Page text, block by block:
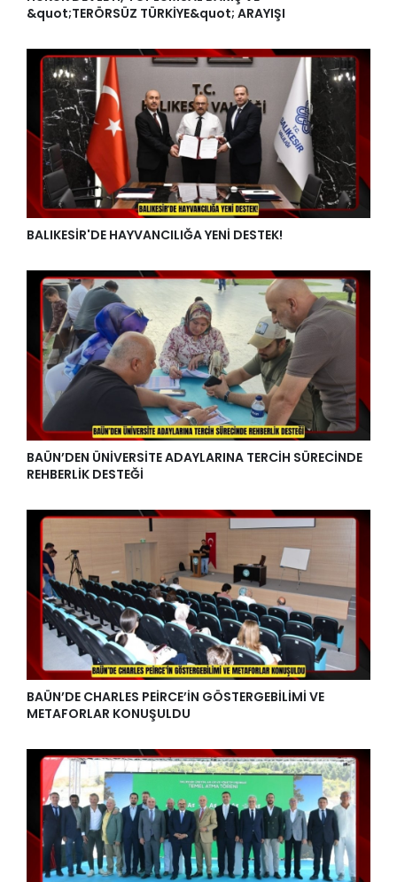
&quot;TERÖRSÜZ TÜRKİYE&quot; ARAYIŞI
BALIKESİR'DE HAYVANCILIĞA YENİ DESTEK!
BAÜN’DEN ÜNİVERSİTE ADAYLARINA TERCİH SÜRECİNDE
REHBERLİK DESTEĞİ
BAÜN’DE CHARLES PEİRCE’İN GÖSTERGEBİLİMİ VE
METAFORLAR KONUŞULDU